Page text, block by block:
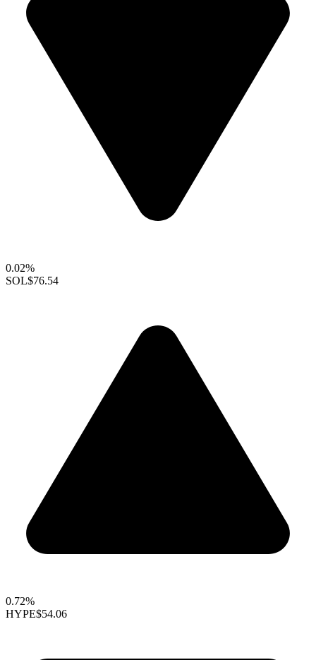
0.02%
SOL$76.54
0.72%
HYPE$54.06